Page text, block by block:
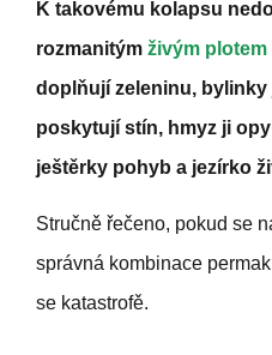
K takovému kolapsu
rozmanitým živým plotem
doplňují zeleninu,
poskytují stín, hmyz ji
ještěrky pohyb a jezírko
Stručně řečeno, pokud se
správná kombinace
se katastrofě.